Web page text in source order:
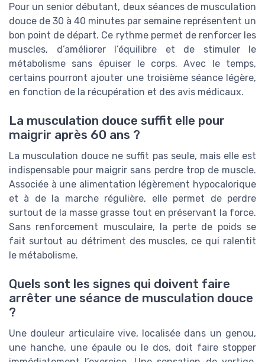
Pour un senior débutant, deux séances de musculation
douce de 30 à 40 minutes par semaine représentent un
bon point de départ. Ce rythme permet de renforcer les
muscles, d’améliorer l’équilibre et de stimuler le
métabolisme sans épuiser le corps. Avec le temps,
certains pourront ajouter une troisième séance légère,
en fonction de la récupération et des avis médicaux.
La musculation douce suffit elle pour
maigrir après 60 ans ?
La musculation douce ne suffit pas seule, mais elle est
indispensable pour maigrir sans perdre trop de muscle.
Associée à une alimentation légèrement hypocalorique
et à de la marche régulière, elle permet de perdre
surtout de la masse grasse tout en préservant la force.
Sans renforcement musculaire, la perte de poids se
fait surtout au détriment des muscles, ce qui ralentit
le métabolisme.
Quels sont les signes qui doivent faire
arrêter une séance de musculation douce
?
Une douleur articulaire vive, localisée dans un genou,
une hanche, une épaule ou le dos, doit faire stopper